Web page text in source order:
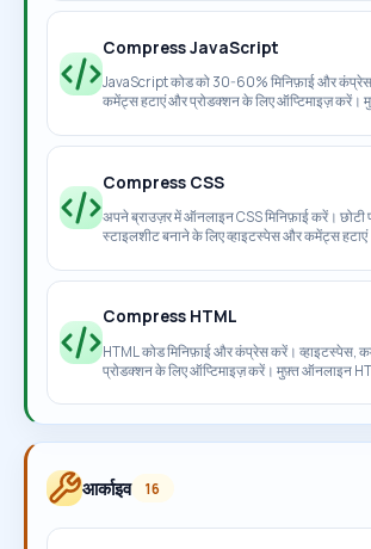
Compress JavaScript
JavaScript कोड को 30-60% मिनिफ़ाई और
कमेंट्स हटाएं और प्रोडक्शन के लिए ऑप्टिमाइज़ करें।
Compress CSS
अपने ब्राउज़र में ऑनलाइन CSS मिनिफ़ाई करें। छोटी
स्टाइलशीट बनाने के लिए व्हाइटस्पेस और कमेंट्स
Compress HTML
HTML कोड मिनिफ़ाई और कंप्रेस करें। व्हाइटस्पेस,
प्रोडक्शन के लिए ऑप्टिमाइज़ करें। मुफ़्त ऑनलाइन
आर्काइव 16